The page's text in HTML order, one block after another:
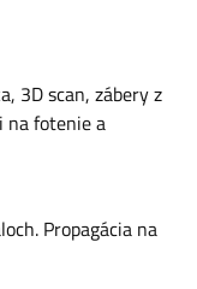
3D scan, zábery z
na fotenie a
Propagácia na